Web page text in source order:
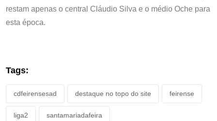
restam apenas o central Cláudio Silva e o médio Oche para
esta época.
Tags:
cdfeirensesad destaque no topo do site feirense
liga2 santamariadafeira